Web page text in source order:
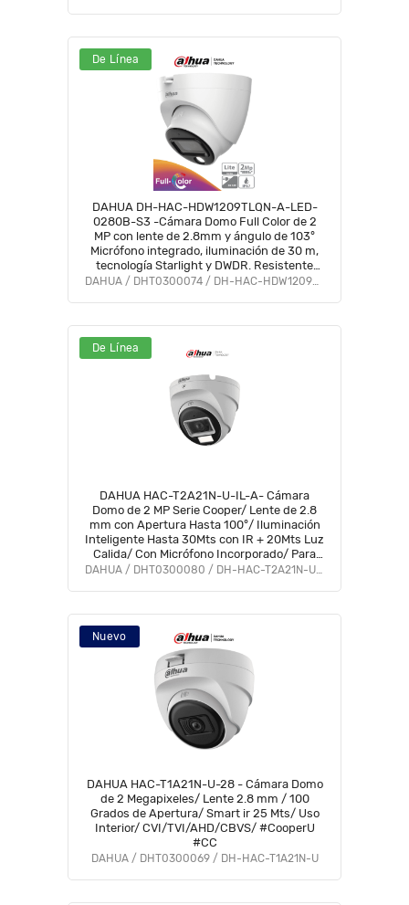
De Línea
DAHUA DH-HAC-HDW1209TLQN-A-LED-
0280B-S3 -Cámara Domo Full Color de 2
MP con lente de 2.8mm y ángulo de 103°
Micrófono integrado, iluminación de 30 m,
tecnología Starlight y DWDR. Resistente
con IP67, visión clara en baja luz #M1
DAHUA / DHT0300074 / DH-HAC-HDW1209TLQN-A-LED-S3
De Línea
DAHUA HAC-T2A21N-U-IL-A- Cámara
Domo de 2 MP Serie Cooper/ Lente de 2.8
mm con Apertura Hasta 100°/ Iluminación
Inteligente Hasta 30Mts con IR + 20Mts Luz
Calida/ Con Micrófono Incorporado/ Para
Exterior IP67/ Metal #OD #CD #ACOO
DAHUA / DHT0300080 / DH-HAC-T2A21N-U-IL-A
Nuevo
DAHUA HAC-T1A21N-U-28 - Cámara Domo
de 2 Megapixeles/ Lente 2.8 mm / 100
Grados de Apertura/ Smart ir 25 Mts/ Uso
Interior/ CVI/TVI/AHD/CBVS/ #CooperU
#CC
DAHUA / DHT0300069 / DH-HAC-T1A21N-U